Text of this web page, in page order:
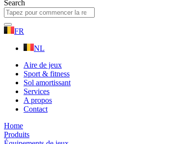
Search
FR
NL
Aire de jeux
Sport & fitness
Sol amortissant
Services
A propos
Contact
Home
Produits